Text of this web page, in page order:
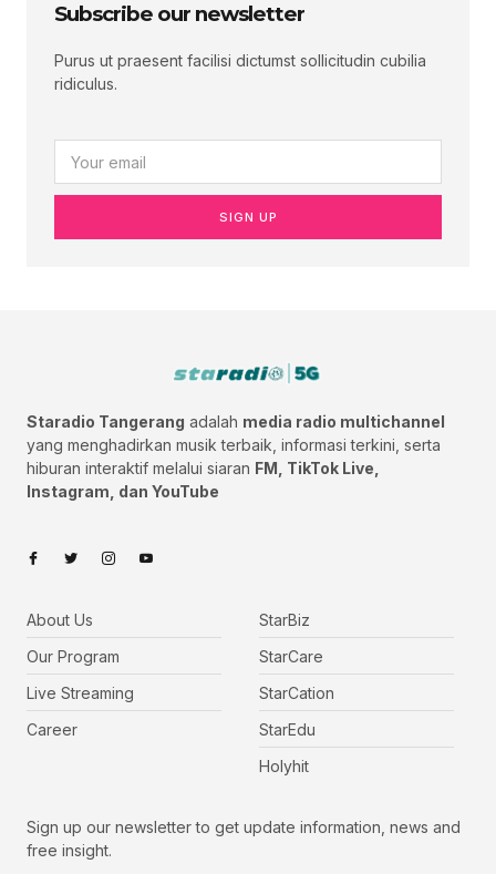
Subscribe our newsletter
Purus ut praesent facilisi dictumst sollicitudin cubilia
ridiculus.
SIGN UP
Staradio Tangerang adalah media radio multichannel
yang menghadirkan musik terbaik, informasi terkini, serta
hiburan interaktif melalui siaran FM, TikTok Live,
Instagram, dan YouTube
About Us
Our Program
Live Streaming
Career
StarBiz
StarCare
StarCation
StarEdu
Holyhit
Sign up our newsletter to get update information, news and
free insight.